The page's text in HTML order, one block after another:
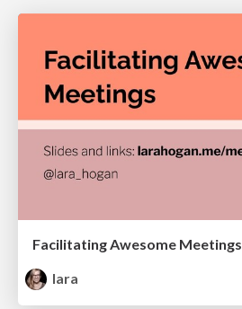
Facilitating Awesome Meetings
lara